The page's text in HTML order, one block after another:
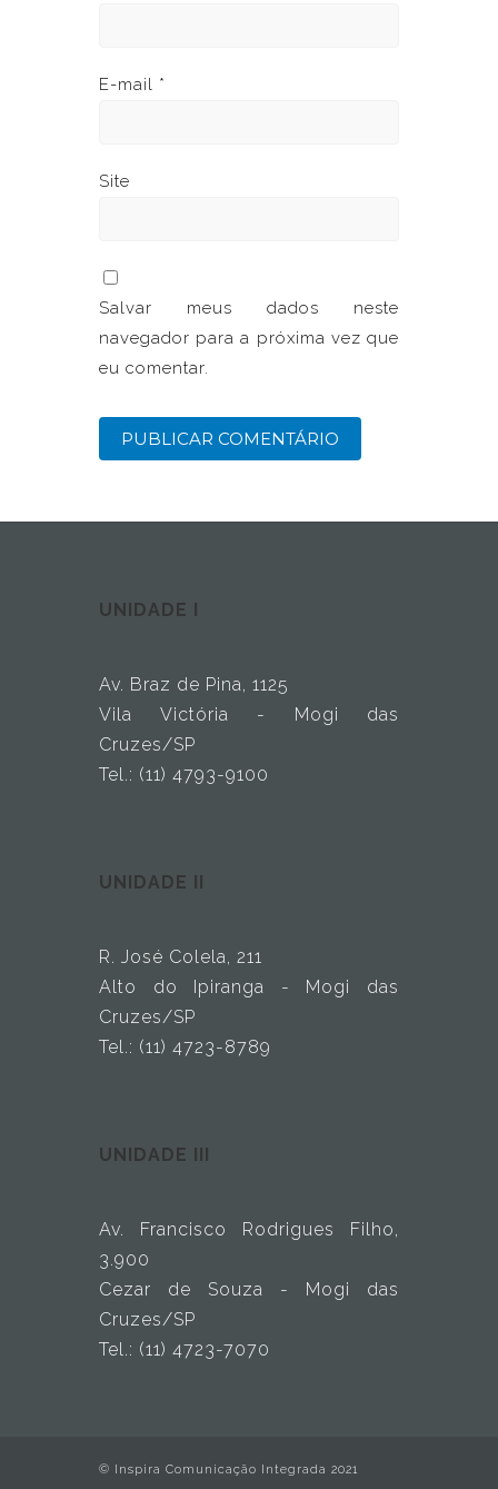
E-mail *
Site
Salvar meus dados neste
navegador para a próxima vez que
eu comentar.
UNIDADE I
Av. Braz de Pina, 1125
Vila Victória - Mogi das
Cruzes/SP
Tel.: (11) 4793-9100
UNIDADE II
R. José Colela, 211
Alto do Ipiranga - Mogi das
Cruzes/SP
Tel.: (11) 4723-8789
UNIDADE III
Av. Francisco Rodrigues Filho,
3.900
Cezar de Souza - Mogi das
Cruzes/SP
Tel.: (11) 4723-7070
© Inspira Comunicação Integrada 2021